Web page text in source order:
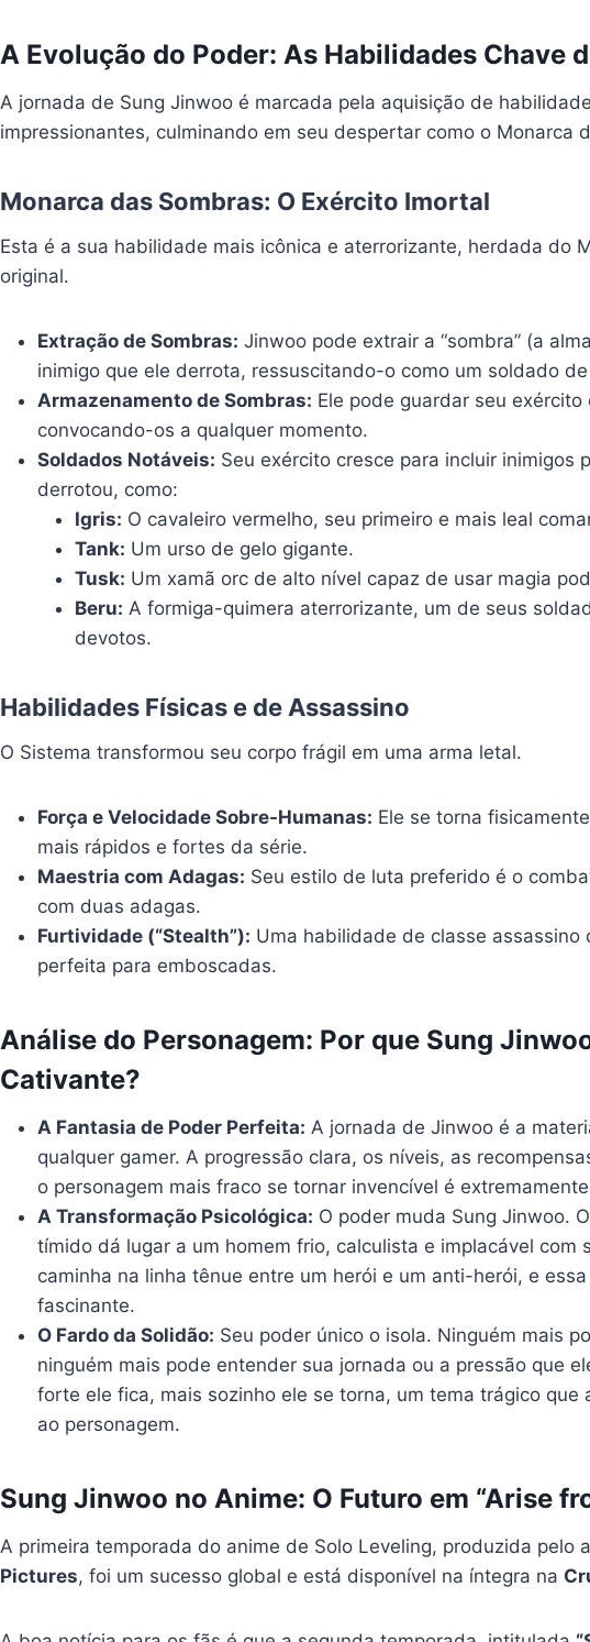
A Evolução do Poder: As Habilidades Chave
A jornada de Sung Jinwoo é marcada pela aquisição de
impressionantes, culminando em seu despertar como o Monarca
Monarca das Sombras: O Exército Imortal
Esta é a sua habilidade mais icônica e aterrorizante, herdada do
original.
Extração de Sombras: Jinwoo pode extrair a “sombra” (a
inimigo que ele derrota, ressuscitando-o como um soldado
Armazenamento de Sombras: Ele pode guardar seu
convocando-os a qualquer momento.
Soldados Notáveis: Seu exército cresce para incluir inimigos
derrotou, como:
Igris: O cavaleiro vermelho, seu primeiro e mais leal
Tank: Um urso de gelo gigante.
Tusk: Um xamã orc de alto nível capaz de usar magia
Beru: A formiga-quimera aterrorizante, um de seus
devotos.
Habilidades Físicas e de Assassino
O Sistema transformou seu corpo frágil em uma arma letal.
Força e Velocidade Sobre-Humanas: Ele se torna
mais rápidos e fortes da série.
Maestria com Adagas: Seu estilo de luta preferido é o
com duas adagas.
Furtividade (“Stealth”): Uma habilidade de classe assassino
perfeita para emboscadas.
Análise do Personagem: Por que Sung
Cativante?
A Fantasia de Poder Perfeita: A jornada de Jinwoo é a
qualquer gamer. A progressão clara, os níveis, as
o personagem mais fraco se tornar invencível é
A Transformação Psicológica: O poder muda Sung Jinwoo.
tímido dá lugar a um homem frio, calculista e implacável com
caminha na linha tênue entre um herói e um anti-herói, e
fascinante.
O Fardo da Solidão: Seu poder único o isola. Ninguém mais
ninguém mais pode entender sua jornada ou a pressão que
forte ele fica, mais sozinho ele se torna, um tema trágico que
ao personagem.
Sung Jinwoo no Anime: O Futuro em “Arise
A primeira temporada do anime de Solo Leveling, produzida pelo
Pictures, foi um sucesso global e está disponível na íntegra na